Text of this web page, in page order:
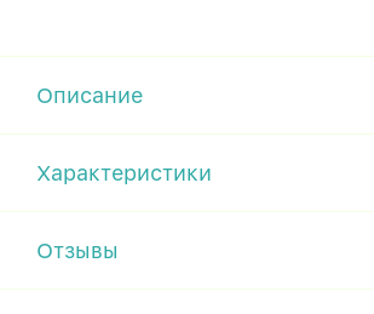
Описание
Характеристики
Отзывы